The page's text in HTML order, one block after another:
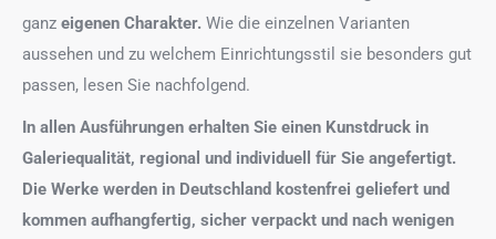
ganz eigenen Charakter. Wie die einzelnen Varianten
aussehen und zu welchem Einrichtungsstil sie besonders gut
passen, lesen Sie nachfolgend.
In allen Ausführungen erhalten Sie einen Kunstdruck in
Galeriequalität, regional und individuell für Sie angefertigt.
Die Werke werden in Deutschland kostenfrei geliefert und
kommen aufhangfertig, sicher verpackt und nach wenigen